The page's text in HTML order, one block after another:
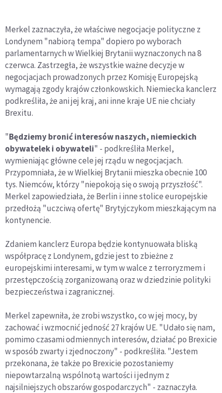
Merkel zaznaczyła, że właściwe negocjacje polityczne z
Londynem "nabiorą tempa" dopiero po wyborach
parlamentarnych w Wielkiej Brytanii wyznaczonych na 8
czerwca. Zastrzegła, że wszystkie ważne decyzje w
negocjacjach prowadzonych przez Komisję Europejską
wymagają zgody krajów członkowskich. Niemiecka kanclerz
podkreśliła, że ani jej kraj, ani inne kraje UE nie chciały
Brexitu.
"Będziemy bronić interesów naszych, niemieckich
obywatelek i obywateli" - podkreśliła Merkel,
wymieniając główne cele jej rządu w negocjacjach.
Przypomniała, że w Wielkiej Brytanii mieszka obecnie 100
tys. Niemców, którzy "niepokoją się o swoją przyszłość".
Merkel zapowiedziała, że Berlin i inne stolice europejskie
przedłożą "uczciwą ofertę" Brytyjczykom mieszkającym na
kontynencie.
Zdaniem kanclerz Europa będzie kontynuowała bliską
współpracę z Londynem, gdzie jest to zbieżne z
europejskimi interesami, w tym w walce z terroryzmem i
przestępczością zorganizowaną oraz w dziedzinie polityki
bezpieczeństwa i zagranicznej.
Merkel zapewniła, że zrobi wszystko, co w jej mocy, by
zachować i wzmocnić jedność 27 krajów UE. "Udało się nam,
pomimo czasami odmiennych interesów, działać po Brexicie
w sposób zwarty i zjednoczony" - podkreśliła. "Jestem
przekonana, że także po Brexicie pozostaniemy
niepowtarzalną wspólnotą wartości i jednym z
najsilniejszych obszarów gospodarczych" - zaznaczyła.